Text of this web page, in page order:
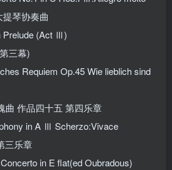
琴协奏曲
Prelude (Act Ⅲ)
三幕)
Requiem Op.45 Wie lieblich sind
曲 作品四十五 第四乐章
in A Ⅲ Scherzo:Vivace
三乐章
in E flat(ed Oubradous)